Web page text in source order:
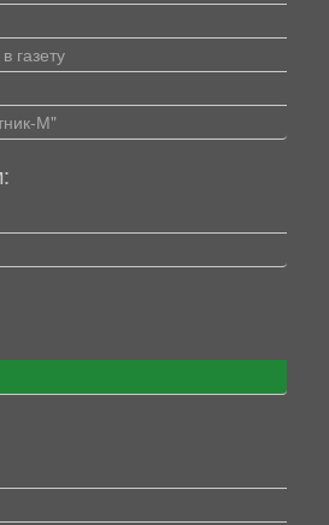
газету
М"